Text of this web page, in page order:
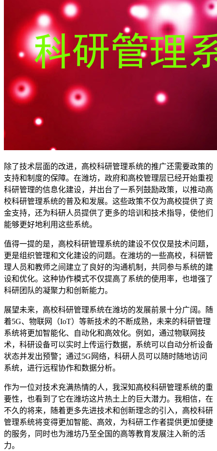
除了技术层面的改进，高校科研管理系统的推广还需要政策的
支持和制度的保障。在潍坊，政府和高校管理层已经开始重视
科研管理的信息化建设，并出台了一系列鼓励政策，以推动高
校科研管理系统的普及和发展。这些政策不仅为高校提供了资
金支持，还为科研人员提供了更多的培训和技术指导，使他们
能够更好地利用这些系统。
值得一提的是，高校科研管理系统的建设不仅仅是技术问题，
更是组织管理和文化建设的问题。在潍坊的一些高校，科研管
理人员和教师之间建立了良好的沟通机制，共同参与系统的建
设和优化。这种协作模式不仅提高了系统的使用率，也增强了
科研团队的凝聚力和创新能力。
展望未来，高校科研管理系统在潍坊的发展前景十分广阔。随
着5G、物联网（IoT）等新技术的不断成熟，未来的科研管理
系统将更加智能化、自动化和高效化。例如，通过物联网技
术，科研设备可以实时上传运行数据，系统可以自动分析设备
状态并发出预警；通过5G网络，科研人员可以随时随地访问
系统，进行远程协作和数据分析。
作为一位对技术充满热情的人，我深知高校科研管理系统的重
要性，也看到了它在潍坊这片热土上的巨大潜力。我相信，在
不久的将来，随着更多先进技术和创新理念的引入，高校科研
管理系统将变得更加智能、高效，为科研工作者提供更加便捷
的服务，同时也为潍坊乃至全国的高等教育发展注入新的活
力。